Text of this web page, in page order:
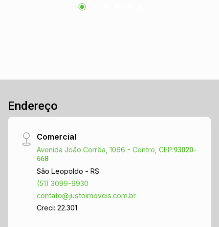
Endereço
Comercial
Avenida João Corrêa, 1066 - Centro, CEP:93020-
668
São Leopoldo - RS
(51) 3099-9930
contato@justoimoveis.com.br
Creci: 22.301